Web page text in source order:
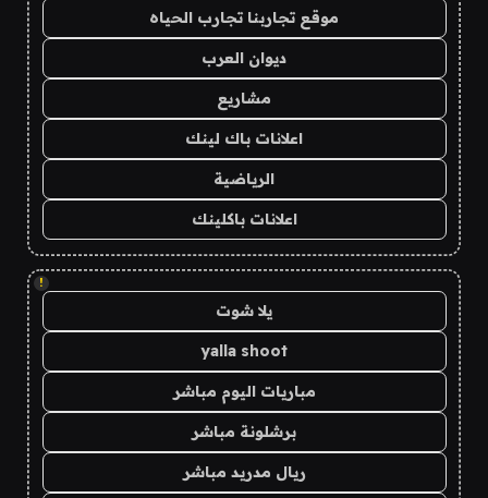
موقع تجاربنا تجارب الحياه
ديوان العرب
مشاريع
اعلانات باك لينك
الرياضية
اعلانات باكلينك
!
يلا شوت
yalla shoot
مباريات اليوم مباشر
برشلونة مباشر
ريال مدريد مباشر